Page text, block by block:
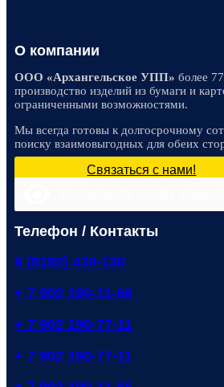
О компании
ООО «Архангельское УПП» более
производство изделий из бумаги и
ограниченными возможностями.
Мы всегда готовы к долгосрочному
поиску взаимовыгодных для обеих
Связаться с нами!
Телефон / Контакты
8 (8182) 430-130
+ 7 902 190-11-66
+ 7 902 190-77-11
+ 7 902 190-77-11